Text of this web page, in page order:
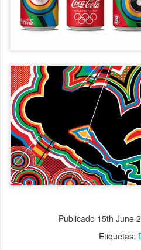
Publicado 15th June
Etiquetas: